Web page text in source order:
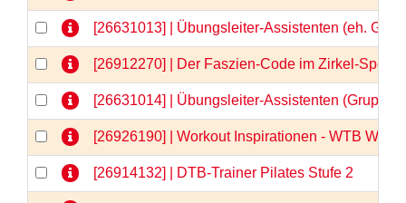
[26631013] | Übungsleiter-Assistenten (eh.
[26912270] | Der Faszien-Code im Zirkel-
[26631014] | Übungsleiter-Assistenten
[26926190] | Workout Inspirationen - WTB
[26914132] | DTB-Trainer Pilates Stufe 2